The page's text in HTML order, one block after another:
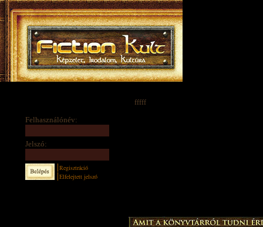
Felhasználónév:
Jelszó:
Regisztráció
Elfelejtett jelszó
fffff